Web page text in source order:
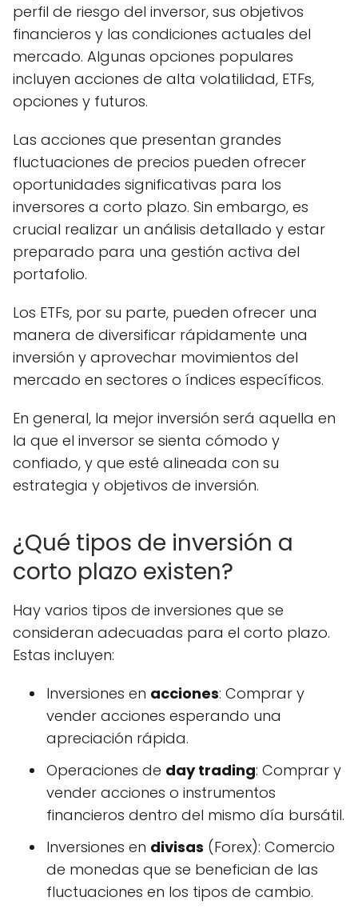
perfil de riesgo del inversor, sus objetivos
financieros y las condiciones actuales del
mercado. Algunas opciones populares
incluyen acciones de alta volatilidad, ETFs,
opciones y futuros.
Las acciones que presentan grandes
fluctuaciones de precios pueden ofrecer
oportunidades significativas para los
inversores a corto plazo. Sin embargo, es
crucial realizar un análisis detallado y estar
preparado para una gestión activa del
portafolio.
Los ETFs, por su parte, pueden ofrecer una
manera de diversificar rápidamente una
inversión y aprovechar movimientos del
mercado en sectores o índices específicos.
En general, la mejor inversión será aquella en
la que el inversor se sienta cómodo y
confiado, y que esté alineada con su
estrategia y objetivos de inversión.
¿Qué tipos de inversión a
corto plazo existen?
Hay varios tipos de inversiones que se
consideran adecuadas para el corto plazo.
Estas incluyen:
Inversiones en acciones: Comprar y
vender acciones esperando una
apreciación rápida.
Operaciones de day trading: Comprar y
vender acciones o instrumentos
financieros dentro del mismo día bursátil.
Inversiones en divisas (Forex): Comercio
de monedas que se benefician de las
fluctuaciones en los tipos de cambio.